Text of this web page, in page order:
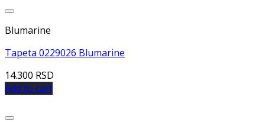
Blumarine
Tapeta 0229026 Blumarine
14.300 RSD
Add to cart